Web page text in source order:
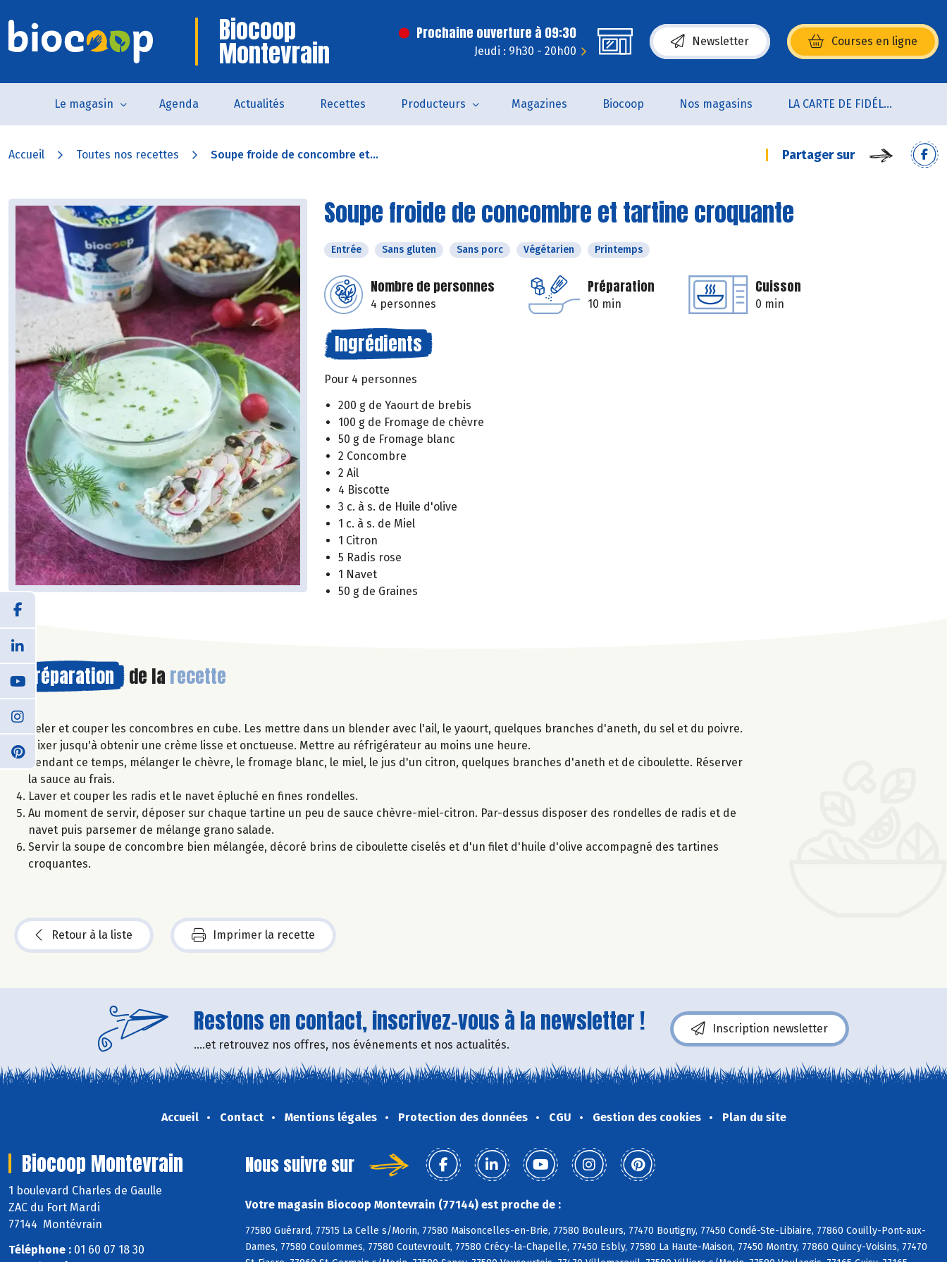
Biocoop
Montevrain
Prochaine ouverture à 09:30
Jeudi : 9h30 - 20h00
Newsletter Courses en ligne
(s’ouvre dans une nouvelle fenêtre)
Le magasin Agenda Actualités Recettes Producteurs Magazines Biocoop Nos magasins LA CARTE DE FIDÉLITÉ
Accueil Toutes nos recettes Soupe froide de concombre et... Partager sur
Soupe froide de concombre et tartine croquante
Entrée Sans gluten Sans porc Végétarien Printemps
Nombre de personnes
4 personnes
Préparation
10 min
Cuisson
0 min
Ingrédients
Pour 4 personnes
200 g de Yaourt de brebis
100 g de Fromage de chèvre
50 g de Fromage blanc
2 Concombre
2 Ail
4 Biscotte
3 c. à s. de Huile d'olive
1 c. à s. de Miel
1 Citron
5 Radis rose
1 Navet
50 g de Graines
Préparation de la recette
Peler et couper les concombres en cube. Les mettre dans un blender avec l'ail, le yaourt, quelques branches d'aneth, du sel et du poivre.
Mixer jusqu'à obtenir une crème lisse et onctueuse. Mettre au réfrigérateur au moins une heure.
Pendant ce temps, mélanger le chèvre, le fromage blanc, le miel, le jus d'un citron, quelques branches d'aneth et de ciboulette. Réserver
la sauce au frais.
Laver et couper les radis et le navet épluché en fines rondelles.
Au moment de servir, déposer sur chaque tartine un peu de sauce chèvre-miel-citron. Par-dessus disposer des rondelles de radis et de
navet puis parsemer de mélange grano salade.
Servir la soupe de concombre bien mélangée, décoré brins de ciboulette ciselés et d'un filet d'huile d'olive accompagné des tartines
croquantes.
Retour à la liste Imprimer la recette
Restons en contact, inscrivez-vous à la newsletter !
....et retrouvez nos offres, nos événements et nos actualités.
Inscription newsletter
Accueil Contact Mentions légales Protection des données CGU Gestion des cookies Plan du site
Biocoop Montevrain
1 boulevard Charles de Gaulle
ZAC du Fort Mardi
77144 Montévrain
Téléphone : 01 60 07 18 30
Nous suivre sur
Votre magasin Biocoop Montevrain (77144) est proche de :
77580 Guérard, 77515 La Celle s/Morin, 77580 Maisoncelles-en-Brie, 77580 Bouleurs, 77470 Boutigny, 77450 Condé-Ste-Libiaire, 77860 Couilly-Pont-aux-
Dames, 77580 Coulommes, 77580 Coutevroult, 77580 Crécy-la-Chapelle, 77450 Esbly, 77580 La Haute-Maison, 77450 Montry, 77860 Quincy-Voisins, 77470